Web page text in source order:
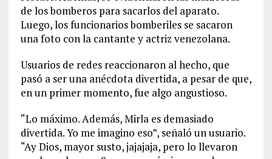
de los bomberos para sacarlos del aparato.
Luego, los funcionarios bomberiles se sacaron
una foto con la cantante y actriz venezolana.
Usuarios de redes reaccionaron al hecho, que
pasó a ser una anécdota divertida, a pesar de que,
en un primer momento, fue algo angustioso.
“Lo máximo. Además, Mirla es demasiado
divertida. Yo me imagino eso”, señaló un usuario.
“Ay Dios, mayor susto, jajajaja, pero lo llevaron